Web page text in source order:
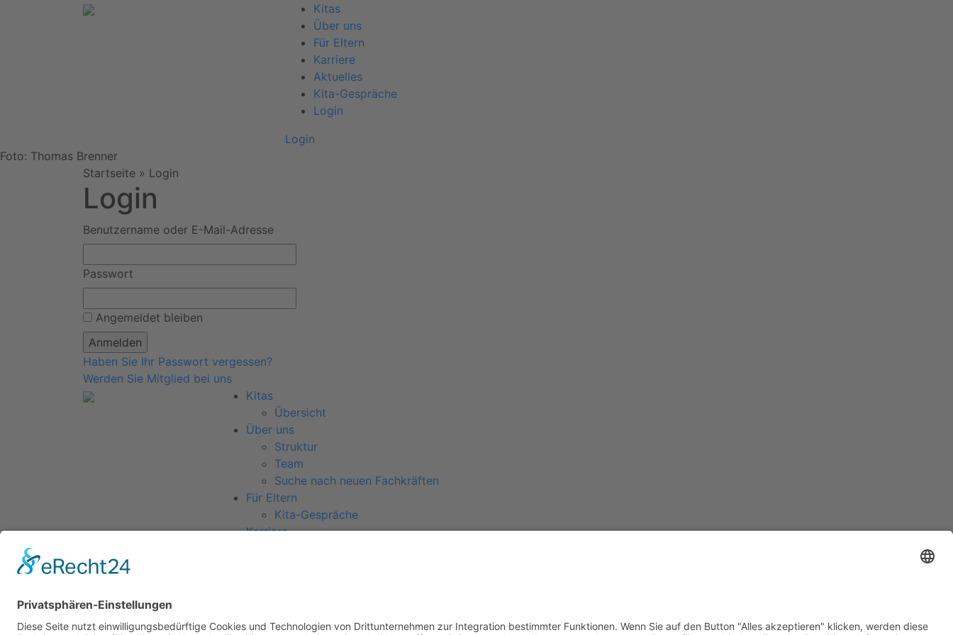
Kitas
Über uns
Für Eltern
Karriere
Aktuelles
Kita-Gespräche
Login
Login
Foto: Thomas Brenner
Startseite » Login
Login
Benutzername oder E-Mail-Adresse
Passwort
Angemeldet bleiben
Haben Sie Ihr Passwort vergessen?
Werden Sie Mitglied bei uns
Kitas
Übersicht
Über uns
Struktur
Team
Suche nach neuen Fachkräften
Für Eltern
Kita-Gespräche
Karriere
Copyright © 2023 |